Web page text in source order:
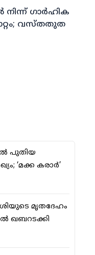
ഗാര്‍ഹിക
വസ്തതുത
പുതിയ
‘മക്ക കരാര്‍’
മൃതദേഹം
ഖബറടക്കി